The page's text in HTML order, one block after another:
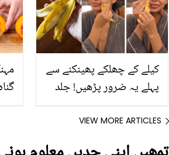
کیلے کے چھلکے پھینکنے سے
پہلے یہ ضرور پڑھیں! جلد
اور قدرتی حل
VIEW MORE ARTICLES